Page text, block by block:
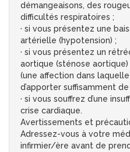
démangeaisons, des
difficultés respiratoires ;
· si vous présentez une
artérielle (hypotension) ;
· si vous présentez un
aortique (sténose
(une affection dans
d’apporter suffisamment de
· si vous souffrez d’une
crise cardiaque.
Avertissements et
Adressez-vous à votre
infirmier/ère avant de